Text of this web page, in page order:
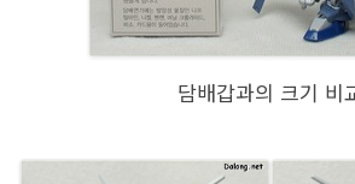
담배갑과의 크기 비